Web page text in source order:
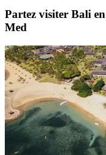
Partez visiter Bali
Med